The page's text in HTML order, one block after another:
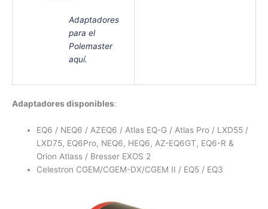
Adaptadores
para el
Polemaster
aquí.
Adaptadores disponibles:
EQ6 / NEQ6 / AZEQ6 / Atlas EQ-G / Atlas Pro / LXD55 /
LXD75, EQ6Pro, NEQ6, HEQ6, AZ-EQ6GT, EQ6-R &
Orion Atlass / Bresser EXOS 2
Celestron CGEM/CGEM-DX/CGEM II / EQ5 / EQ3